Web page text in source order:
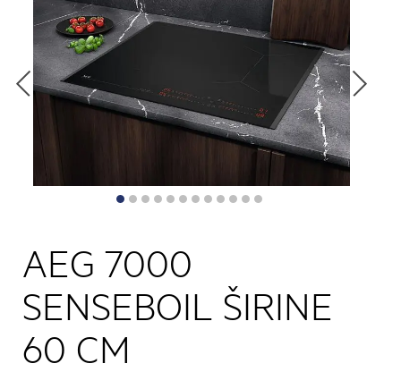
AEG 7000
SENSEBOIL ŠIRINE
60 CM